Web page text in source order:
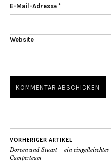
E-Mail-Adresse *
Website
VORHERIGER ARTIKEL
Doreen und Stuart – ein eingefleischtes
Camperteam